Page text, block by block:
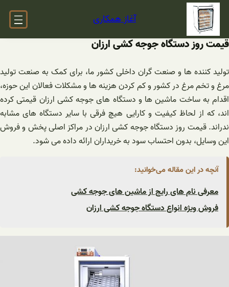
رفتن
محتوا
آغاز همکاری
قیمت روز دستگاه جوجه کشی ارزان
تولید کننده ها و صنعت گران داخلی کشور ما، برای کمک به صنعت تولید
مرغ و تخم مرغ در کشور و کم کردن هزینه ها و مشکلات فعالان این حوزه،
اقدام به ساخت ماشین ها و دستگاه های جوجه کشی ارزان قیمتی کرده
اند، که از لحاظ کیفیت و کارایی هیچ فرقی با سایر دستگاه های مشابه
ندراند. قیمت روز دستگاه جوجه کشی ارزان در مراکز اصلی پخش و فروش
این وسایل، بدون احتساب سود به خریداران ارائه داده می شود.
آنچه در این مقاله می‌خوانید:
معرفی نام های رایج از ماشین های جوجه کشی
فروش ویژه انواع دستگاه جوجه کشی ارزان